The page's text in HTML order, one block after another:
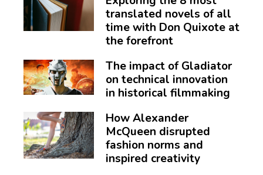
translated novels of all
time with Don Quixote at
the forefront
The impact of Gladiator
on technical innovation
in historical filmmaking
How Alexander
McQueen disrupted
fashion norms and
inspired creativity